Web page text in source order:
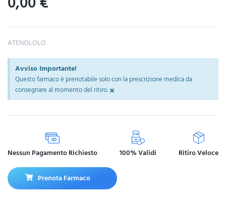
ATENOLOLO
Avviso Importante!
Questo farmaco è prenotabile solo con la prescrizione medica da
consegnare al momento del ritiro.×
Nessun Pagamento Richiesto 100% Validi Ritiro Veloce
Prenota Farmaco